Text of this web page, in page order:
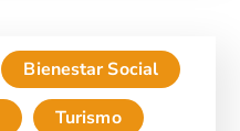
Bienestar Social
Turismo